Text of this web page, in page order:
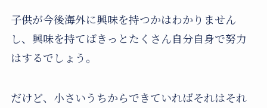
子供が今後海外に興味を持つかはわかりません
し、興味を持てばきっとたくさん自分自身で努力
はするでしょう。
だけど、小さいうちからできていればそれはそれ